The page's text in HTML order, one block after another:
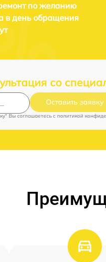
по желанию
в день обращения
со
Оставить заявку
Вы соглашаетесь c политикой